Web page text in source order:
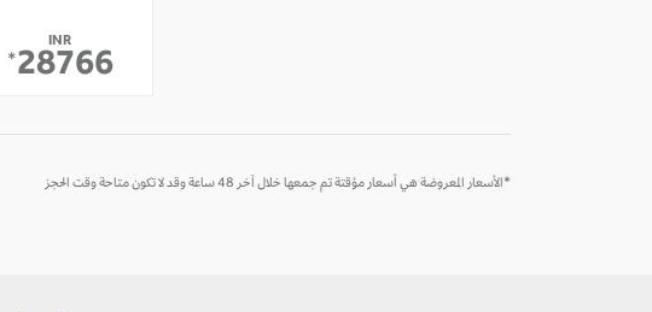
INR
28766
*
*الأسعار المعروضة هي أسعار مؤقتة تم جمعها خلال آخر 48 ساعة وقد لا تكون متاحة وقت الحجز